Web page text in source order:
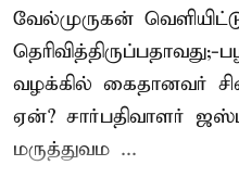
வேல்முருகன்
தெரிவித்திருப்பதாவது;-
வழக்கில் கைதானவர்
ஏன்? சார்பதிவாளர்
மருத்துவம ...